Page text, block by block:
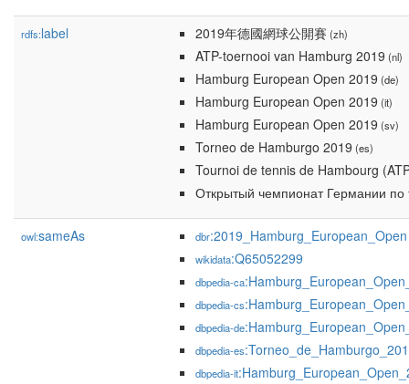
rdfs:label 2019年德國網球公開賽 (zh)
ATP-toernooi van Hamburg 2019 (nl)
Hamburg European Open 2019 (de)
Hamburg European Open 2019 (it)
Hamburg European Open 2019 (sv)
Torneo de Hamburgo 2019 (es)
Tournoi de tennis de Hambourg
Открытый чемпионат Германии по
owl:sameAs dbr:2019_Hamburg_European_Open
wikidata:Q65052299
dbpedia-ca
dbpedia-cs
dbpedia-de
dbpedia-es
dbpedia-it